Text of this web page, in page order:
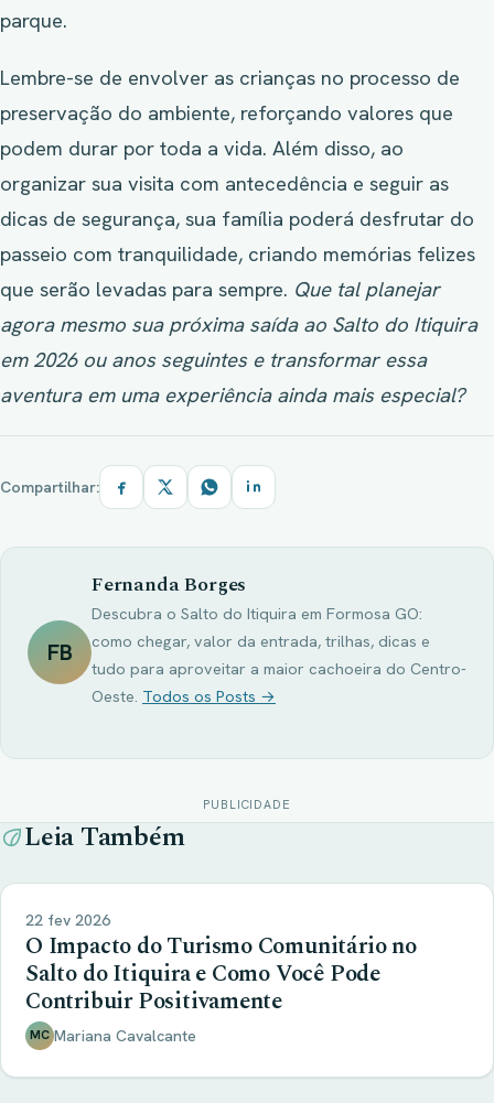
parque.
Lembre-se de envolver as crianças no processo de
preservação do ambiente, reforçando valores que
podem durar por toda a vida. Além disso, ao
organizar sua visita com antecedência e seguir as
dicas de segurança, sua família poderá desfrutar do
passeio com tranquilidade, criando memórias felizes
que serão levadas para sempre. Que tal planejar
agora mesmo sua próxima saída ao Salto do Itiquira
em 2026 ou anos seguintes e transformar essa
aventura em uma experiência ainda mais especial?
Compartilhar:
FB
Fernanda Borges
Descubra o Salto do Itiquira em Formosa GO:
como chegar, valor da entrada, trilhas, dicas e
tudo para aproveitar a maior cachoeira do Centro-
Oeste. Todos os Posts →
PUBLICIDADE
Leia Também
22 fev 2026
O Impacto do Turismo Comunitário no
Salto do Itiquira e Como Você Pode
Contribuir Positivamente
MC Mariana Cavalcante